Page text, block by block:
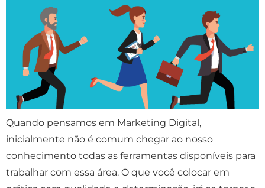
Quando pensamos em Marketing Digital,
inicialmente não é comum chegar ao nosso
conhecimento todas as ferramentas disponíveis para
trabalhar com essa área. O que você colocar em